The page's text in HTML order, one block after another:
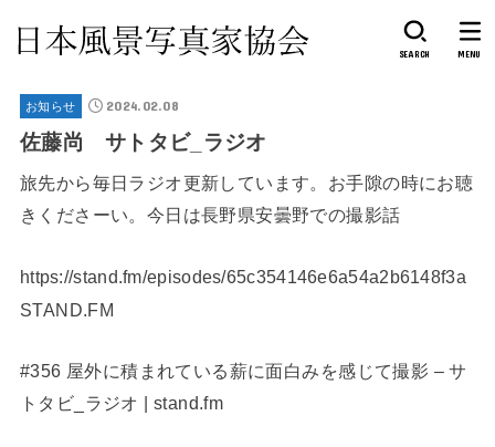
SEARCH MENU
お知らせ 2024.02.08
佐藤尚 サトタビ_ラジオ
旅先から毎日ラジオ更新しています。お手隙の時にお聴
きくださーい。今日は長野県安曇野での撮影話
https://stand.fm/episodes/65c354146e6a54a2b6148f3a
STAND.FM
#356 屋外に積まれている薪に面白みを感じて撮影 – サ
トタビ_ラジオ | stand.fm